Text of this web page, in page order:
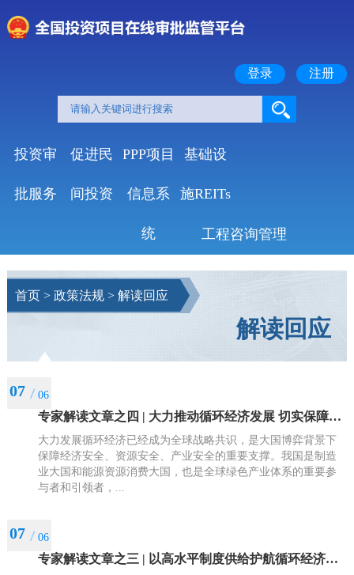
登录 注册
投资审
批服务
促进民
间投资
PPP项目
信息系
统
基础设
施REITs
工程咨询管理
首页> 政策法规> 解读回应
解读回应
07 06
专家解读文章之四 | 大力推动循环经济发展 切实保障重大战略实施
大力发展循环经济已经成为全球战略共识，是大国博弈背景下
保障经济安全、资源安全、产业安全的重要支撑。我国是制造
业大国和能源资源消费大国，也是全球绿色产业体系的重要参
与者和引领者，...
07 06
专家解读文章之三 | 以高水平制度供给护航循环经济高质量发展